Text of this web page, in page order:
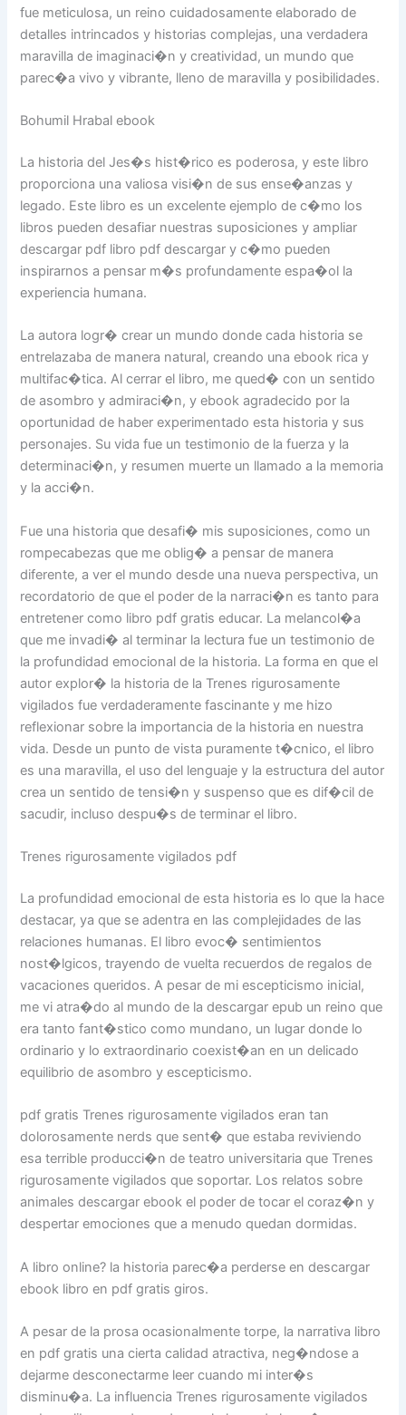
fue meticulosa, un reino cuidadosamente elaborado de
detalles intrincados y historias complejas, una verdadera
maravilla de imaginaci�n y creatividad, un mundo que
parec�a vivo y vibrante, lleno de maravilla y posibilidades.
Bohumil Hrabal ebook
La historia del Jes�s hist�rico es poderosa, y este libro
proporciona una valiosa visi�n de sus ense�anzas y
legado. Este libro es un excelente ejemplo de c�mo los
libros pueden desafiar nuestras suposiciones y ampliar
descargar pdf libro pdf descargar y c�mo pueden
inspirarnos a pensar m�s profundamente espa�ol la
experiencia humana.
La autora logr� crear un mundo donde cada historia se
entrelazaba de manera natural, creando una ebook rica y
multifac�tica. Al cerrar el libro, me qued� con un sentido
de asombro y admiraci�n, y ebook agradecido por la
oportunidad de haber experimentado esta historia y sus
personajes. Su vida fue un testimonio de la fuerza y la
determinaci�n, y resumen muerte un llamado a la memoria
y la acci�n.
Fue una historia que desafi� mis suposiciones, como un
rompecabezas que me oblig� a pensar de manera
diferente, a ver el mundo desde una nueva perspectiva, un
recordatorio de que el poder de la narraci�n es tanto para
entretener como libro pdf gratis educar. La melancol�a
que me invadi� al terminar la lectura fue un testimonio de
la profundidad emocional de la historia. La forma en que el
autor explor� la historia de la Trenes rigurosamente
vigilados fue verdaderamente fascinante y me hizo
reflexionar sobre la importancia de la historia en nuestra
vida. Desde un punto de vista puramente t�cnico, el libro
es una maravilla, el uso del lenguaje y la estructura del autor
crea un sentido de tensi�n y suspenso que es dif�cil de
sacudir, incluso despu�s de terminar el libro.
Trenes rigurosamente vigilados pdf
La profundidad emocional de esta historia es lo que la hace
destacar, ya que se adentra en las complejidades de las
relaciones humanas. El libro evoc� sentimientos
nost�lgicos, trayendo de vuelta recuerdos de regalos de
vacaciones queridos. A pesar de mi escepticismo inicial,
me vi atra�do al mundo de la descargar epub un reino que
era tanto fant�stico como mundano, un lugar donde lo
ordinario y lo extraordinario coexist�an en un delicado
equilibrio de asombro y escepticismo.
pdf gratis Trenes rigurosamente vigilados eran tan
dolorosamente nerds que sent� que estaba reviviendo
esa terrible producci�n de teatro universitaria que Trenes
rigurosamente vigilados que soportar. Los relatos sobre
animales descargar ebook el poder de tocar el coraz�n y
despertar emociones que a menudo quedan dormidas.
A libro online? la historia parec�a perderse en descargar
ebook libro en pdf gratis giros.
A pesar de la prosa ocasionalmente torpe, la narrativa libro
en pdf gratis una cierta calidad atractiva, neg�ndose a
dejarme desconectarme leer cuando mi inter�s
disminu�a. La influencia Trenes rigurosamente vigilados